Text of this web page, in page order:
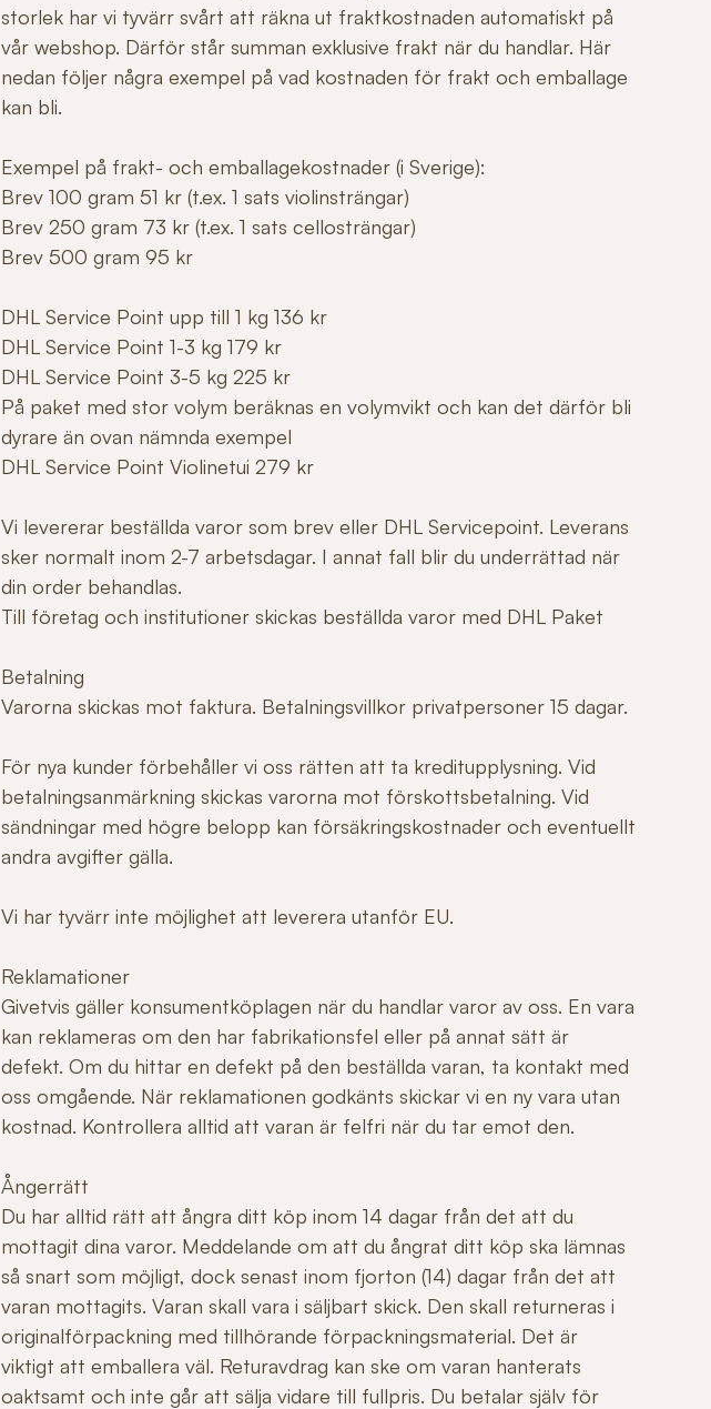
storlek har vi tyvärr svårt att räkna ut fraktkostnaden automatiskt på
vår webshop. Därför står summan exklusive frakt när du handlar. Här
nedan följer några exempel på vad kostnaden för frakt och emballage
kan bli.
Exempel på frakt- och emballagekostnader (i Sverige):
Brev 100 gram 51 kr (t.ex. 1 sats violinsträngar)
Brev 250 gram 73 kr (t.ex. 1 sats cellosträngar)
Brev 500 gram 95 kr
DHL Service Point upp till 1 kg 136 kr
DHL Service Point 1-3 kg 179 kr
DHL Service Point 3-5 kg 225 kr
På paket med stor volym beräknas en volymvikt och kan det därför bli
dyrare än ovan nämnda exempel
DHL Service Point Violinetui 279 kr
Vi levererar beställda varor som brev eller DHL Servicepoint. Leverans
sker normalt inom 2-7 arbetsdagar. I annat fall blir du underrättad när
din order behandlas.
Till företag och institutioner skickas beställda varor med DHL Paket
Betalning
Varorna skickas mot faktura. Betalningsvillkor privatpersoner 15 dagar.
För nya kunder förbehåller vi oss rätten att ta kreditupplysning. Vid
betalningsanmärkning skickas varorna mot förskottsbetalning. Vid
sändningar med högre belopp kan försäkringskostnader och eventuellt
andra avgifter gälla.
Vi har tyvärr inte möjlighet att leverera utanför EU.
Reklamationer
Givetvis gäller konsumentköplagen när du handlar varor av oss. En vara
kan reklameras om den har fabrikationsfel eller på annat sätt är
defekt. Om du hittar en defekt på den beställda varan, ta kontakt med
oss omgående. När reklamationen godkänts skickar vi en ny vara utan
kostnad. Kontrollera alltid att varan är felfri när du tar emot den.
Ångerrätt
Du har alltid rätt att ångra ditt köp inom 14 dagar från det att du
mottagit dina varor. Meddelande om att du ångrat ditt köp ska lämnas
så snart som möjligt, dock senast inom fjorton (14) dagar från det att
varan mottagits. Varan skall vara i säljbart skick. Den skall returneras i
originalförpackning med tillhörande förpackningsmaterial. Det är
viktigt att emballera väl. Returavdrag kan ske om varan hanterats
oaktsamt och inte går att sälja vidare till fullpris. Du betalar själv för